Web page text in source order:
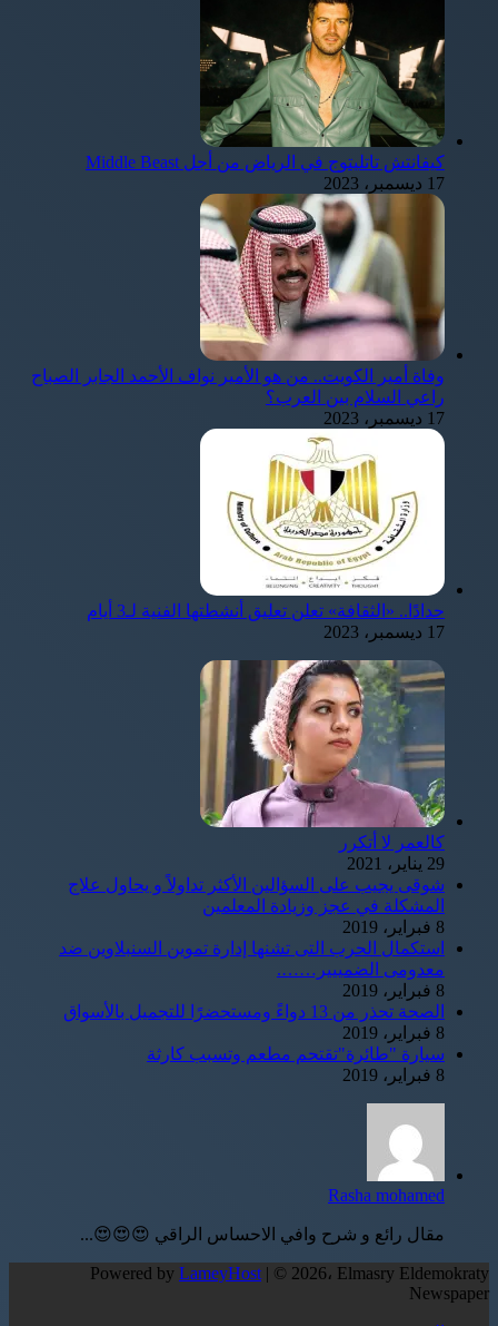
كيفانتش تاتليتوج في الرياض من أجل Middle Beast
17 ديسمبر، 2023
وفاة أمير الكويت.. من هو الأمير نواف الأحمد الجابر الصباح
راعي السلام بين العرب؟
17 ديسمبر، 2023
حدادًا.. «الثقافة» تعلن تعليق أنشطتها الفنية لـ3 أيام
17 ديسمبر، 2023
كالعمر لا أتكرر
29 يناير، 2021
شوقى يجيب على السؤالين الأكثر تداولاً و يحاول علاج
المشكلة في عجز وزيادة المعلمين
8 فبراير، 2019
استكمال الحرب التى تشنها إدارة تموين السنبلاوين ضد
معدومى الضمييير…….
8 فبراير، 2019
الصحة تحذر من 13 دواءً ومستحضرًا للتجميل بالأسواق
8 فبراير، 2019
سيارة "طائرة"تقتحم مطعم وتسبب كارثة
8 فبراير، 2019
Rasha mohamed
مقال رائع و شرح وافي الاحساس الراقي 😍😍😍...
Powered by LameyHost| © 2026، Elmasry Eldemokraty
Newspaper